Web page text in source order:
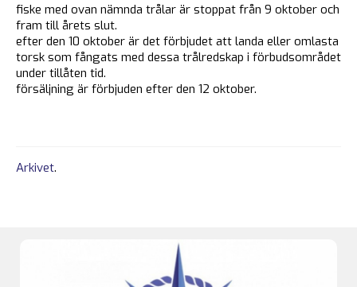
fiske med ovan nämnda trålar är stoppat från 9 oktober och
fram till årets slut.
efter den 10 oktober är det förbjudet att landa eller omlasta
torsk som fång­­ats med dessa trålredskap i förbuds­om­rådet
under tillåten tid.
försäljning är förbjuden efter den 12 oktober.
Arkivet.